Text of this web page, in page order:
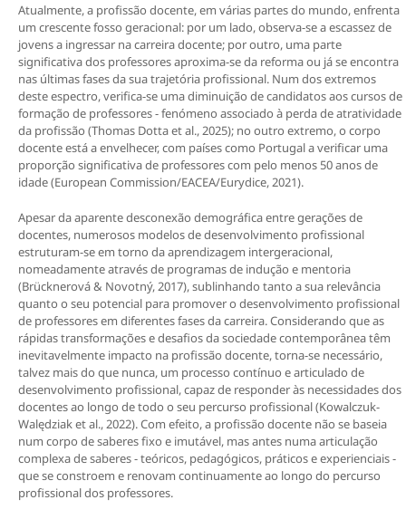
Atualmente, a profissão docente, em várias partes do mundo, enfrenta
um crescente fosso geracional: por um lado, observa-se a escassez de
jovens a ingressar na carreira docente; por outro, uma parte
significativa dos professores aproxima-se da reforma ou já se encontra
nas últimas fases da sua trajetória profissional. Num dos extremos
deste espectro, verifica-se uma diminuição de candidatos aos cursos de
formação de professores - fenómeno associado à perda de atratividade
da profissão (Thomas Dotta et al., 2025); no outro extremo, o corpo
docente está a envelhecer, com países como Portugal a verificar uma
proporção significativa de professores com pelo menos 50 anos de
idade (European Commission/EACEA/Eurydice, 2021).
Apesar da aparente desconexão demográfica entre gerações de
docentes, numerosos modelos de desenvolvimento profissional
estruturam-se em torno da aprendizagem intergeracional,
nomeadamente através de programas de indução e mentoria
(Brücknerová & Novotný, 2017), sublinhando tanto a sua relevância
quanto o seu potencial para promover o desenvolvimento profissional
de professores em diferentes fases da carreira. Considerando que as
rápidas transformações e desafios da sociedade contemporânea têm
inevitavelmente impacto na profissão docente, torna-se necessário,
talvez mais do que nunca, um processo contínuo e articulado de
desenvolvimento profissional, capaz de responder às necessidades dos
docentes ao longo de todo o seu percurso profissional (Kowalczuk-
Walędziak et al., 2022). Com efeito, a profissão docente não se baseia
num corpo de saberes fixo e imutável, mas antes numa articulação
complexa de saberes - teóricos, pedagógicos, práticos e experienciais -
que se constroem e renovam continuamente ao longo do percurso
profissional dos professores.